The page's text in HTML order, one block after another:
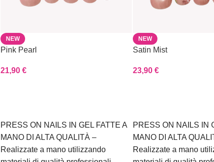
NEW
Pink Pearl
21,90 €
PRESS ON NAILS IN GEL FATTE A
MANO DI ALTA QUALITÀ –
Realizzate a mano utilizzando
NEW
Satin Mist
23,90 €
PRESS ON NAILS IN
MANO DI ALTA
Realizzate a mano